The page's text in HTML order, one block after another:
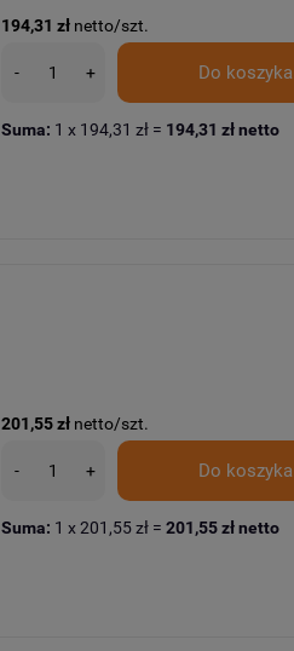
194,31 zł netto/szt.
- + Do koszyka
Suma: 1 x 194,31 zł = 194,31 złnetto
201,55 zł netto/szt.
- + Do koszyka
Suma: 1 x201,55 zł =201,55 złnetto